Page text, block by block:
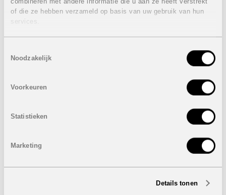
of die ze hebben verzameld op basis van uw gebruik van hun
services.
Noodzakelijk
Voorkeuren
Statistieken
Marketing
Details tonen
Momenteel loopt er een actie waarbij de elektrische
toestellen (oven, kookvuur, dampkap) inbegrepen zijn in
LED verlichting:
White Goods pakket bestaande uit ijskast, microgolf,
en vaatwasmachine kan eventueel mooi ingebouwd
worden
Onder voorbehoud van eventuele prijswijzigingen.
STUUR NAAR EEN VRIEND